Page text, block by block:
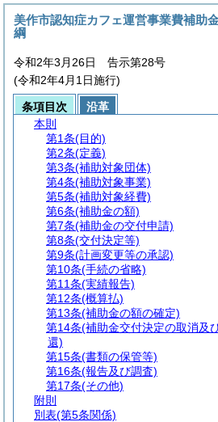
美作市認知症カフェ運営事業費補助
綱
令和2年3月26日 告示第28号
(令和2年4月1日施行)
条項目次
沿革
本則
第1条(目的)
第2条(定義)
第3条(補助対象団体)
第4条(補助対象事業)
第5条(補助対象経費)
第6条(補助金の額)
第7条(補助金の交付申請)
第8条(交付決定等)
第9条(計画変更等の承認)
第10条(手続の省略)
第11条(実績報告)
第12条(概算払)
第13条(補助金の額の確定)
第14条(補助金交付決定の取消及
還)
第15条(書類の保管等)
第16条(報告及び調査)
第17条(その他)
附則
別表(第5条関係)